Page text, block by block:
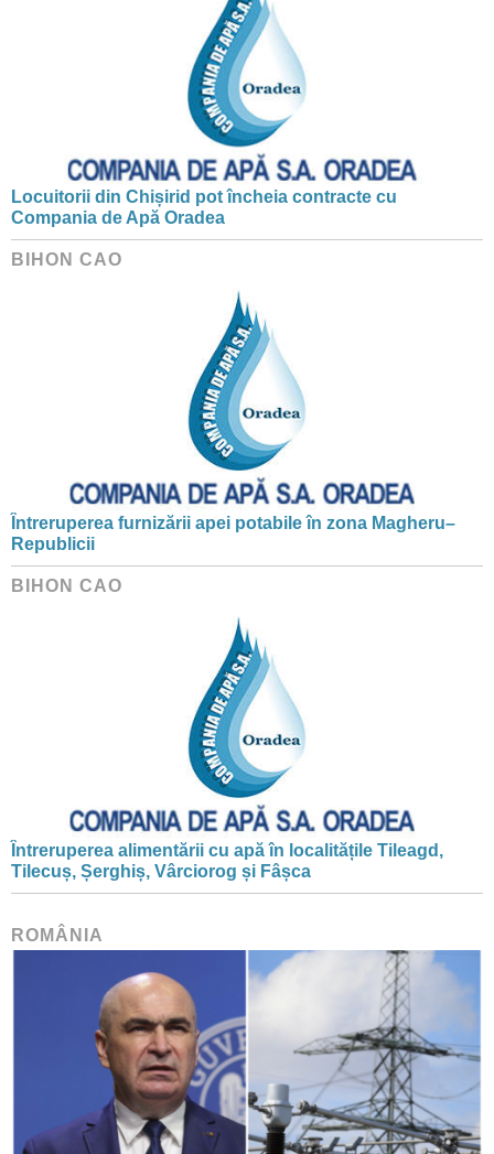
Locuitorii din Chișirid pot încheia contracte cu
Compania de Apă Oradea
BIHON CAO
Întreruperea furnizării apei potabile în zona Magheru–
Republicii
BIHON CAO
Întreruperea alimentării cu apă în localitățile Tileagd,
Tilecuș, Șerghiș, Vârciorog și Fâșca
ROMÂNIA